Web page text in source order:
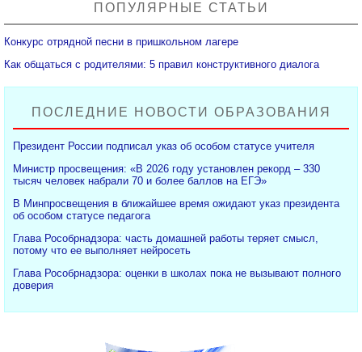
ПОПУЛЯРНЫЕ СТАТЬИ
Конкурс отрядной песни в пришкольном лагере
Как общаться с родителями: 5 правил конструктивного диалога
ПОСЛЕДНИЕ НОВОСТИ ОБРАЗОВАНИЯ
Президент России подписал указ об особом статусе учителя
Министр просвещения: «В 2026 году установлен рекорд – 330
тысяч человек набрали 70 и более баллов на ЕГЭ»
В Минпросвещения в ближайшее время ожидают указ президента
об особом статусе педагога
Глава Рособрнадзора: часть домашней работы теряет смысл,
потому что ее выполняет нейросеть
Глава Рособрнадзора: оценки в школах пока не вызывают полного
доверия